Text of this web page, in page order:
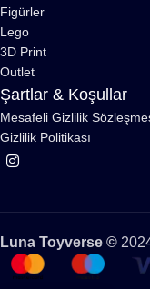
Figürler
Lego
3D Print
Outlet
Şartlar & Koşullar
Mesafeli Gizlilik
Gizlilik Politikası
Luna Toyverse ©